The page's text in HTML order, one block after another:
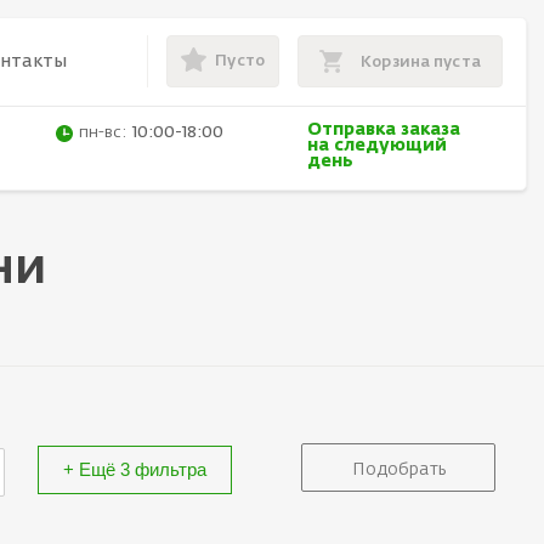
Пусто Корзина пуста
пн-вс: 10:00-18:00
Отправка заказа
на следующий
день
+ Ещё 3 фильтра